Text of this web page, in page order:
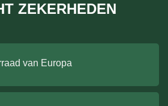
ZEKERHEDEN
van Europa